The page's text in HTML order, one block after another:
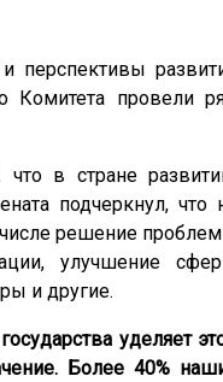
перспективы
Комитета провели
что в стране
подчеркнул, что
решение
улучшение
и другие.
уделяет
Более 40%